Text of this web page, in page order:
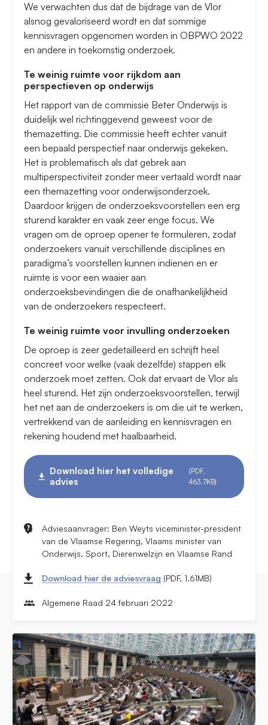
We verwachten dus dat de bijdrage van de Vlor
alsnog gevaloriseerd wordt en dat sommige
kennisvragen opgenomen worden in OBPWO 2022
en andere in toekomstig onderzoek.
Te weinig ruimte voor rijkdom aan
perspectieven op onderwijs
Het rapport van de commissie Beter Onderwijs is
duidelijk wel richtinggevend geweest voor de
themazetting. Die commissie heeft echter vanuit
een bepaald perspectief naar onderwijs gekeken.
Het is problematisch als dat gebrek aan
multiperspectiviteit zonder meer vertaald wordt naar
een themazetting voor onderwijsonderzoek.
Daardoor krijgen de onderzoeksvoorstellen een erg
sturend karakter en vaak zeer enge focus. We
vragen om de oproep opener te formuleren, zodat
onderzoekers vanuit verschillende disciplines en
paradigma’s voorstellen kunnen indienen en er
ruimte is voor een waaier aan
onderzoeksbevindingen die de onafhankelijkheid
van de onderzoekers respecteert.
Te weinig ruimte voor invulling onderzoeken
De oproep is zeer gedetailleerd en schrijft heel
concreet voor welke (vaak dezelfde) stappen elk
onderzoek moet zetten. Ook dat ervaart de Vlor als
heel sturend. Het zijn onderzoeksvoorstellen, terwijl
het net aan de onderzoekers is om die uit te werken,
vertrekkend van de aanleiding en kennisvragen en
rekening houdend met haalbaarheid.
Download hier het volledige
advies
(PDF,
463.7KB)
Adviesaanvrager: Ben Weyts viceminister-president
van de Vlaamse Regering, Vlaams minister van
Onderwijs, Sport, Dierenwelzijn en Vlaamse Rand
Download hier de adviesvraag (PDF, 1.61MB)
Algemene Raad 24 februari 2022